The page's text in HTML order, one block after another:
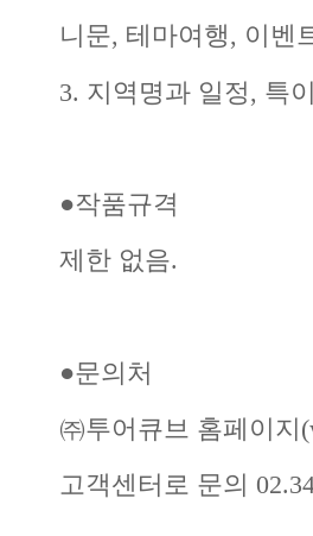
니문, 테마여행, 이벤
3. 지역명과 일정, 특
●작품규격
제한 없음.
●문의처
㈜투어큐브 홈페이지
고객센터로 문의